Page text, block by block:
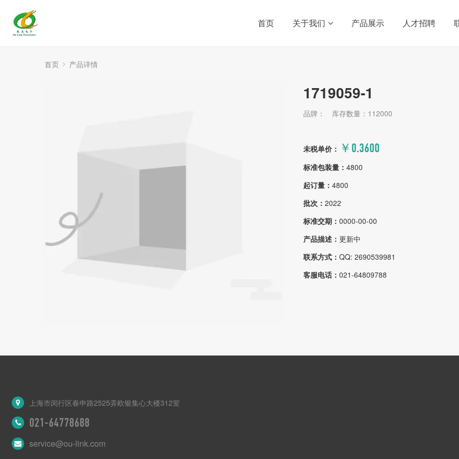
首页 关于我们 产品展示 人才招聘
首页 产品详情
1719059-1
品牌： 库存数量：112000
未税单价： ￥0.3600
标准包装量： 4800
起订量： 4800
批次： 2022
标准交期： 0000-00-00
产品描述： 更新中
联系方式： QQ: 2690539981
客服电话： 021-64809788
上海市闵行区春申路2525弄欧银集心大楼312室
021-64778688
service@ou-link.com